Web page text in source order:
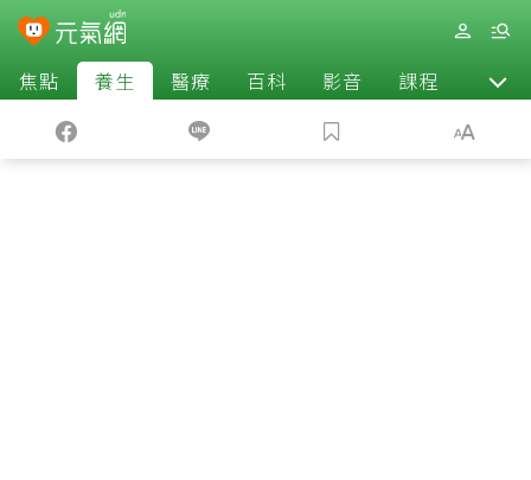
焦點 養生 醫療 百科 影音 課程 退休